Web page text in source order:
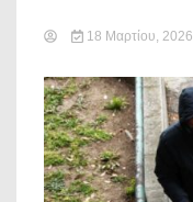
18 Μαρτίου, 2026